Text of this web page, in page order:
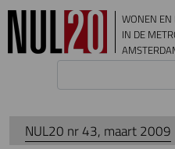
Overslaan en naar de inhoud gaan
WONEN EN
IN DE
NUL20 nr 43, maart 2009